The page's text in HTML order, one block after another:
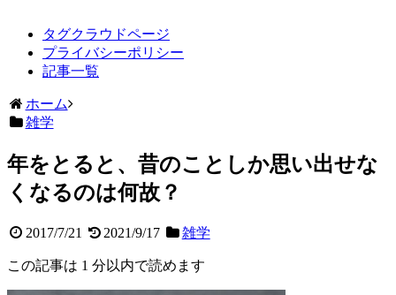
タグクラウドページ
プライバシーポリシー
記事一覧
ホーム
雑学
年をとると、昔のことしか思い出せな
くなるのは何故？
2017/7/21 2021/9/17 雑学
この記事は 1 分以内で読めます